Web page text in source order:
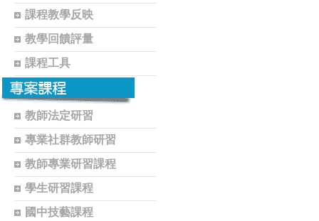
課程教學反映
教學回饋評量
課程工具
教師法定研習
專業社群教師研習
教師專業研習課程
學生研習課程
國中技藝課程